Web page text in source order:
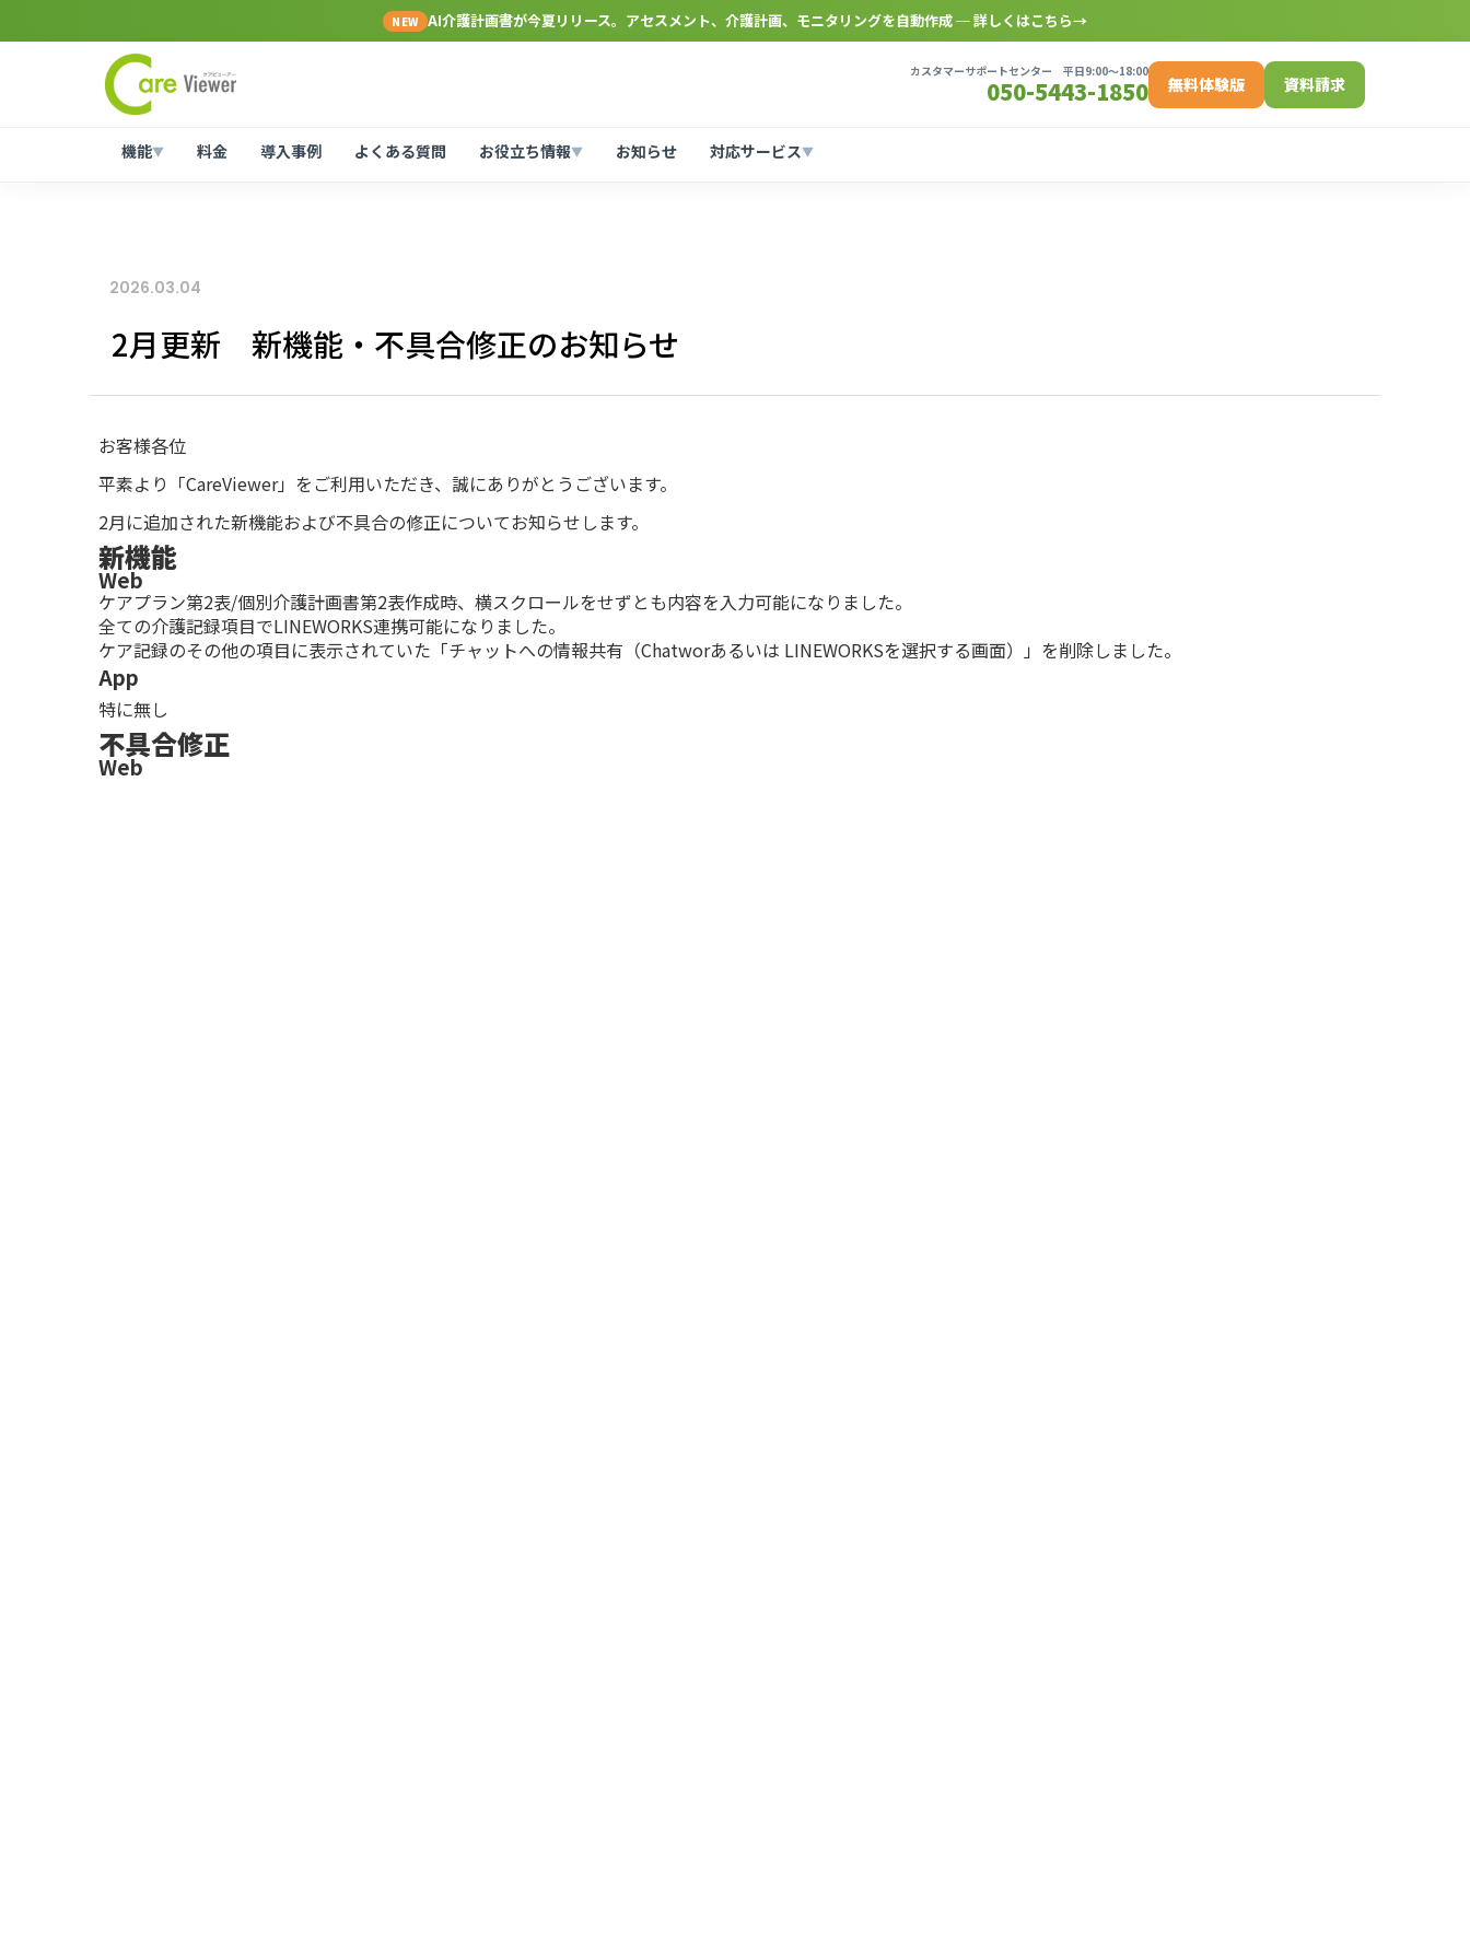
NEW AI介護計画書が今夏リリース。アセスメント、介護計画、モニタリングを自動作成 ─ 詳しくはこちら→
カスタマーサポートセンター 平日9:00〜18:00
050-5443-1850 無料体験版 資料請求
機能▼ 料金 導入事例 よくある質問 お役立ち情報▼ お知らせ 対応サービス▼
2026.03.04
2月更新 新機能・不具合修正のお知らせ
お客様各位
平素より「CareViewer」をご利用いただき、誠にありがとうございます。
2月に追加された新機能および不具合の修正についてお知らせします。
新機能
Web
ケアプラン第2表/個別介護計画書第2表作成時、横スクロールをせずとも内容を入力可能になりました。
全ての介護記録項目でLINEWORKS連携可能になりました。
ケア記録のその他の項目に表示されていた「チャットへの情報共有（Chatworあるいは LINEWORKSを選択する画面）」を削除しました。
App
特に無し
不具合修正
Web